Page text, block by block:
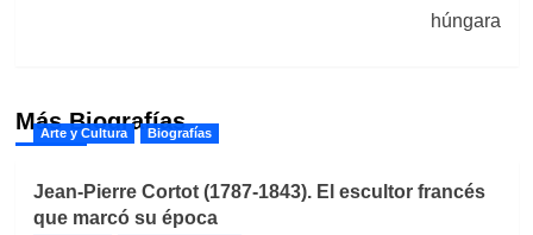
húngara
Más Biografías
Arte y Cultura Biografías
Jean-Pierre Cortot (1787-1843). El escultor francés
que marcó su época